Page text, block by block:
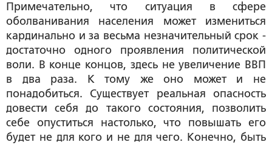
Примечательно, что ситуация в сфере
оболванивания населения может измениться
кардинально и за весьма незначительный срок -
достаточно одного проявления политической
воли. В конце концов, здесь не увеличение ВВП
в два раза. К тому же оно может и не
понадобиться. Существует реальная опасность
довести себя до такого состояния, позволить
себе опуститься настолько, что повышать его
будет не для кого и не для чего. Конечно, быть